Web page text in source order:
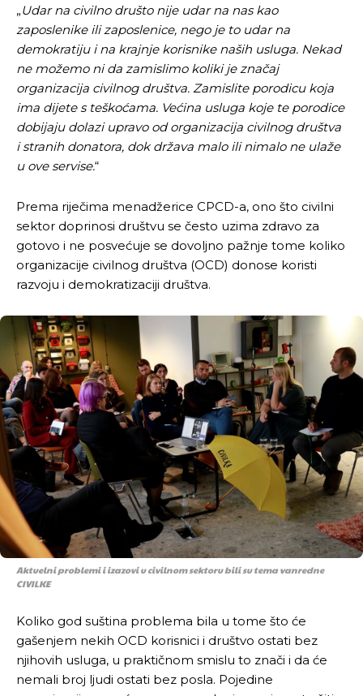
„Udar na civilno društo nije udar na nas kao
zaposlenike ili zaposlenice, nego je to udar na
demokratiju i na krajnje korisnike naših usluga. Nekad
ne možemo ni da zamislimo koliki je značaj
organizacija civilnog društva. Zamislite porodicu koja
ima dijete s teškoćama. Većina usluga koje te porodice
dobijaju dolazi upravo od organizacija civilnog društva
i stranih donatora, dok država malo ili nimalo ne ulaže
u ove servise.“
Prema riječima menadžerice CPCD-a, ono što civilni
sektor doprinosi društvu se često uzima zdravo za
gotovo i ne posvećuje se dovoljno pažnje tome koliko
organizacije civilnog društva (OCD) donose koristi
razvoju i demokratizaciji društva.
Aktuelni problemi i izazovi u civilnom sektoru bili su tema vanredne
CIVILKE
Koliko god suština problema bila u tome što će
gašenjem nekih OCD korisnici i društvo ostati bez
njihovih usluga, u praktičnom smislu to znači i da će
nemali broj ljudi ostati bez posla. Pojedine